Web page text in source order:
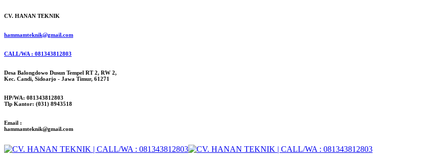
CV. HANAN TEKNIK
hammamteknik@gmail.com
CALL/WA : 081343812803
Desa Balongdowo Dusun Tempel RT 2, RW 2,
Kec. Candi, Sidoarjo - Jawa Timur, 61271
HP/WA: 081343812803
Tlp Kantor: (031) 8943518
Email :
hammamteknik@gmail.com